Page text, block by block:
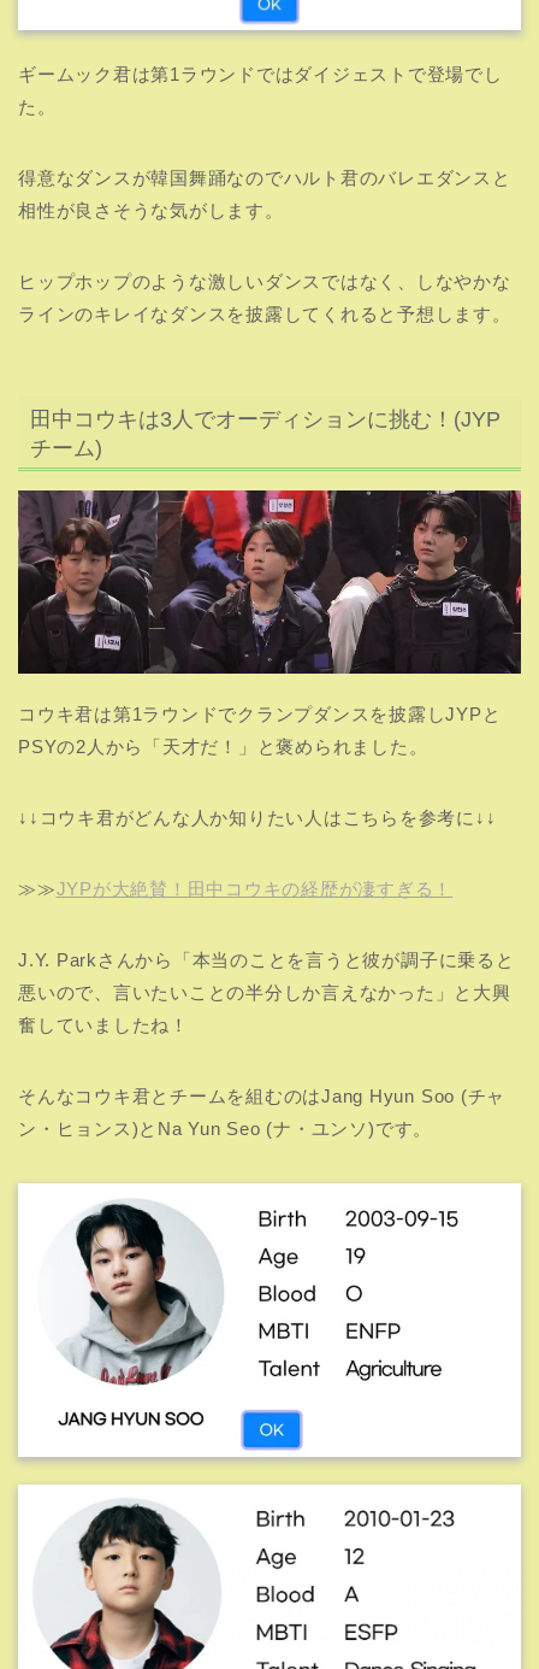
ギームック君は第1ラウンドではダイジェストで登場でし
た。
得意なダンスが韓国舞踊なのでハルト君のバレエダンスと
相性が良さそうな気がします。
ヒップホップのような激しいダンスではなく、しなやかな
ラインのキレイなダンスを披露してくれると予想します。
田中コウキは3人でオーディションに挑む！(JYP
チーム)
コウキ君は第1ラウンドでクランプダンスを披露しJYPと
PSYの2人から「天才だ！」と褒められました。
↓↓コウキ君がどんな人か知りたい人はこちらを参考に↓↓
≫≫JYPが大絶賛！田中コウキの経歴が凄すぎる！
J.Y. Parkさんから「本当のことを言うと彼が調子に乗ると
悪いので、言いたいことの半分しか言えなかった」と大興
奮していましたね！
そんなコウキ君とチームを組むのはJang Hyun Soo (チャ
ン・ヒョンス)とNa Yun Seo (ナ・ユンソ)です。